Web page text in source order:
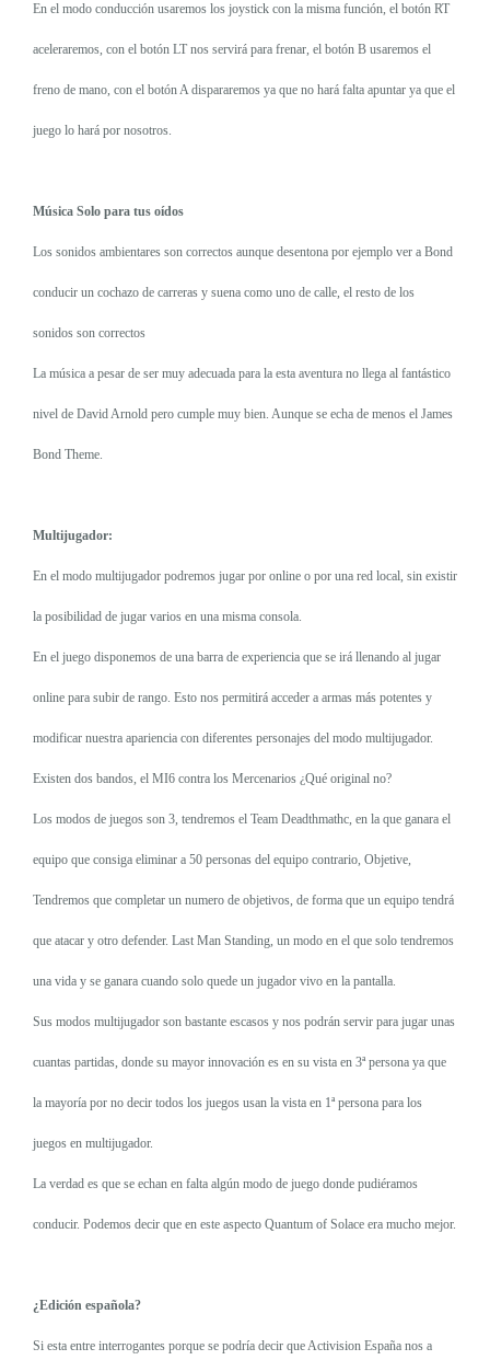
En el modo conducción usaremos los joystick con la misma función, el botón RT
aceleraremos, con el botón LT nos servirá para frenar, el botón B usaremos el
freno de mano, con el botón A dispararemos ya que no hará falta apuntar ya que el
juego lo hará por nosotros.
Música Solo para tus oídos
Los sonidos ambientares son correctos aunque desentona por ejemplo ver a Bond
conducir un cochazo de carreras y suena como uno de calle, el resto de los
sonidos son correctos
La música a pesar de ser muy adecuada para la esta aventura no llega al fantástico
nivel de David Arnold pero cumple muy bien. Aunque se echa de menos el James
Bond Theme.
Multijugador:
En el modo multijugador podremos jugar por online o por una red local, sin existir
la posibilidad de jugar varios en una misma consola.
En el juego disponemos de una barra de experiencia que se irá llenando al jugar
online para subir de rango. Esto nos permitirá acceder a armas más potentes y
modificar nuestra apariencia con diferentes personajes del modo multijugador.
Existen dos bandos, el MI6 contra los Mercenarios ¿Qué original no?
Los modos de juegos son 3, tendremos el Team Deadthmathc, en la que ganara el
equipo que consiga eliminar a 50 personas del equipo contrario, Objetive,
Tendremos que completar un numero de objetivos, de forma que un equipo tendrá
que atacar y otro defender. Last Man Standing, un modo en el que solo tendremos
una vida y se ganara cuando solo quede un jugador vivo en la pantalla.
Sus modos multijugador son bastante escasos y nos podrán servir para jugar unas
cuantas partidas, donde su mayor innovación es en su vista en 3ª persona ya que
la mayoría por no decir todos los juegos usan la vista en 1ª persona para los
juegos en multijugador.
La verdad es que se echan en falta algún modo de juego donde pudiéramos
conducir. Podemos decir que en este aspecto Quantum of Solace era mucho mejor.
¿Edición española?
Si esta entre interrogantes porque se podría decir que Activision España nos a